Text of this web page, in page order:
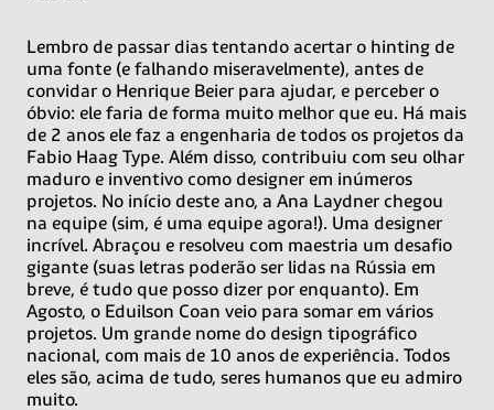
Lembro de passar dias tentando acertar o hinting de
uma fonte (e falhando miseravelmente), antes de
convidar o Henrique Beier para ajudar, e perceber o
óbvio: ele faria de forma muito melhor que eu. Há mais
de 2 anos ele faz a engenharia de todos os projetos da
Fabio Haag Type. Além disso, contribuiu com seu olhar
maduro e inventivo como designer em inúmeros
projetos. No início deste ano, a Ana Laydner chegou
na equipe (sim, é uma equipe agora!). Uma designer
incrível. Abraçou e resolveu com maestria um desafio
gigante (suas letras poderão ser lidas na Rússia em
breve, é tudo que posso dizer por enquanto). Em
Agosto, o Eduilson Coan veio para somar em vários
projetos. Um grande nome do design tipográfico
nacional, com mais de 10 anos de experiência. Todos
eles são, acima de tudo, seres humanos que eu admiro
muito.